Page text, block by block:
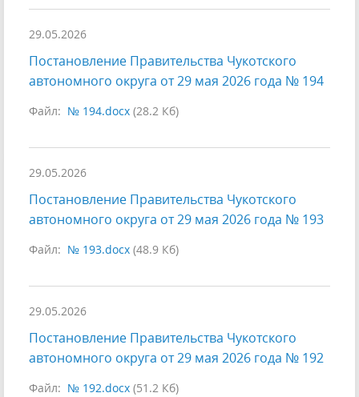
29.05.2026
Постановление Правительства Чукотского
автономного округа от 29 мая 2026 года № 194
Файл: № 194.docx (28.2 Кб)
29.05.2026
Постановление Правительства Чукотского
автономного округа от 29 мая 2026 года № 193
Файл: № 193.docx (48.9 Кб)
29.05.2026
Постановление Правительства Чукотского
автономного округа от 29 мая 2026 года № 192
Файл: № 192.docx (51.2 Кб)